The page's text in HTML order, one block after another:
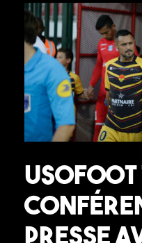
USOFOOT
presse